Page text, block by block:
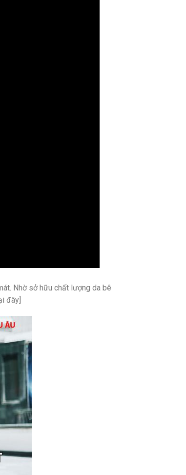
Nhờ sở hữu chất lượng da bê
đây]